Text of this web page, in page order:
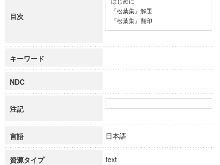
目次
『松葉集』解題
『松葉集』翻印
キーワード
NDC
注記
言語 日本語
資源タイプ text